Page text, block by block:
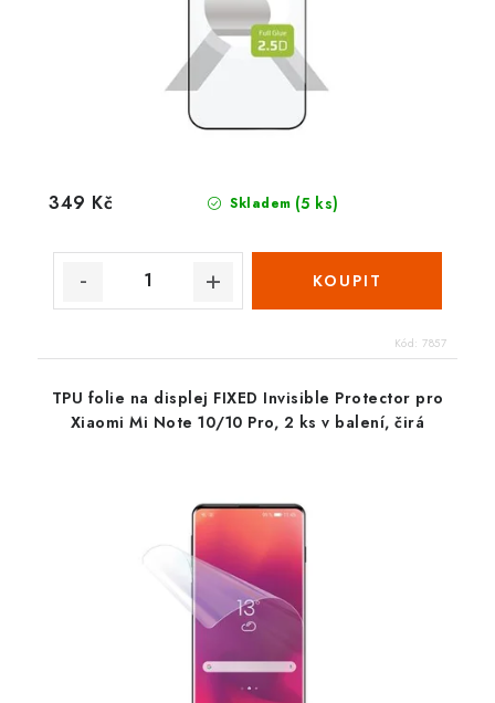
Skladem (5 ks)
349 Kč
Kód: 7857
TPU folie na displej FIXED Invisible Protector pro
Xiaomi Mi Note 10/10 Pro, 2 ks v balení, čirá